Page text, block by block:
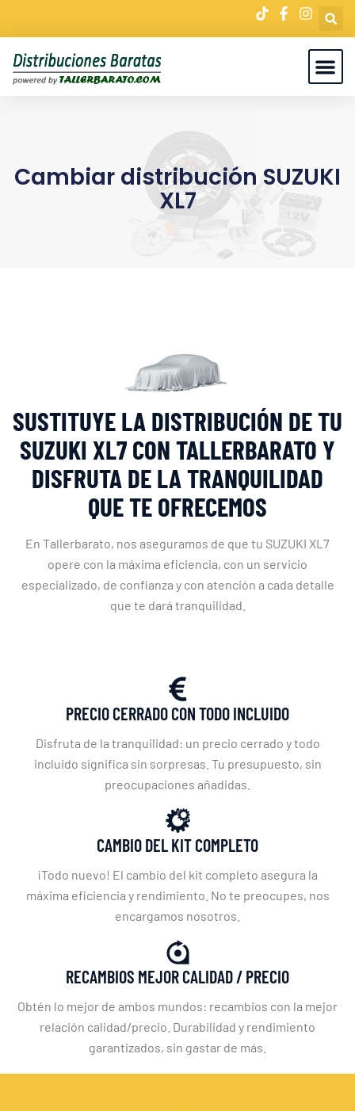
Cambiar distribución SUZUKI
XL7
SUSTITUYE LA DISTRIBUCIÓN DE TU
SUZUKI XL7 CON TALLERBARATO Y
DISFRUTA DE LA TRANQUILIDAD
QUE TE OFRECEMOS
En Tallerbarato, nos aseguramos de que tu SUZUKI XL7
opere con la máxima eficiencia, con un servicio
especializado, de confianza y con atención a cada detalle
que te dará tranquilidad.
PRECIO CERRADO CON TODO INCLUIDO
Disfruta de la tranquilidad: un precio cerrado y todo
incluido significa sin sorpresas. Tu presupuesto, sin
preocupaciones añadidas.
CAMBIO DEL KIT COMPLETO
¡Todo nuevo! El cambio del kit completo asegura la
máxima eficiencia y rendimiento. No te preocupes, nos
encargamos nosotros.
RECAMBIOS MEJOR CALIDAD / PRECIO
Obtén lo mejor de ambos mundos: recambios con la mejor
relación calidad/precio. Durabilidad y rendimiento
garantizados, sin gastar de más.